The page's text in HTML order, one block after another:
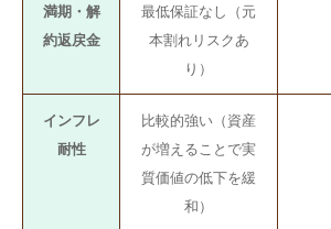
満期・解
約返戻金
最低保証なし（元
本割れリスクあ
り）
インフレ
耐性
比較的強い（資産
が増えることで実
質価値の低下を緩
和）